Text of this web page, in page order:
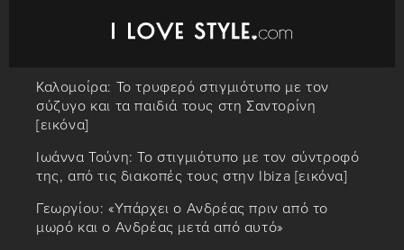
Καλομοίρα: Το τρυφερό στιγμιότυπο με τον
σύζυγο και τα παιδιά τους στη Σαντορίνη
[εικόνα]
Ιωάννα Τούνη: Το στιγμιότυπο με τον σύντροφό
της, από τις διακοπές τους στην Ibiza [εικόνα]
Γεωργίου: «Υπάρχει ο Ανδρέας πριν από το
μωρό και ο Ανδρέας μετά από αυτό»